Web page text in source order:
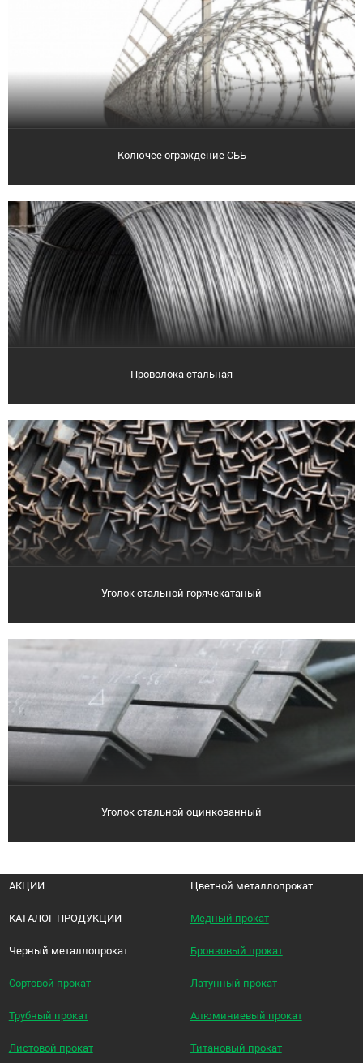
Колючее ограждение СББ
Проволока стальная
Уголок стальной горячекатаный
Уголок стальной оцинкованный
АКЦИИ
КАТАЛОГ ПРОДУКЦИИ
Черный металлопрокат
Сортовой прокат
Трубный прокат
Листовой прокат
Цветной металлопрокат
Медный прокат
Бронзовый прокат
Латунный прокат
Алюминиевый прокат
Титановый прокат